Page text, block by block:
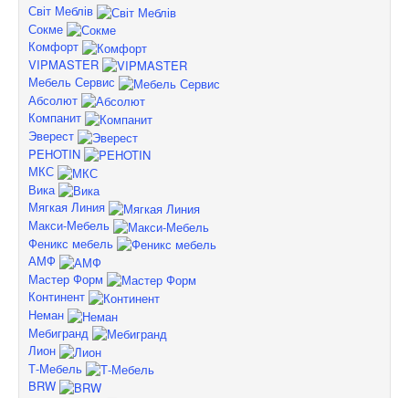
Світ Меблів
Сокме
Комфорт
VIPMASTER
Мебель Сервис
Абсолют
Компанит
Эверест
PEHOTIN
МКС
Вика
Мягкая Линия
Макси-Мебель
Феникс мебель
АМФ
Мастер Форм
Континент
Неман
Мебигранд
Лион
Т-Мебель
BRW